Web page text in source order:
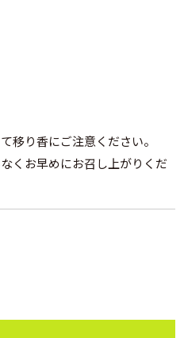
移り香にご注意ください。
くお早めにお召し上がりくだ